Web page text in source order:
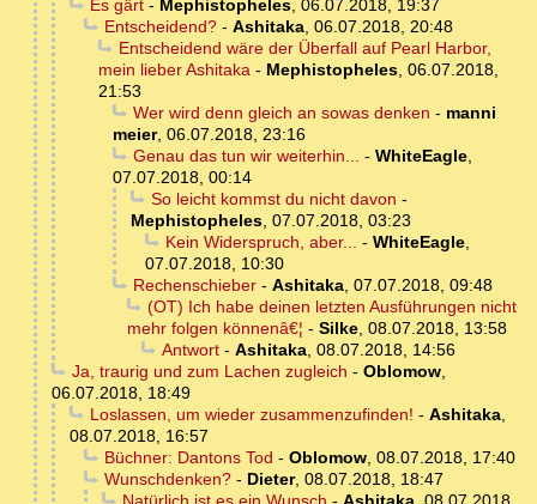
Es gärt- Mephistopheles, 06.07.2018, 19:37
Entscheidend?- Ashitaka, 06.07.2018, 20:48
Entscheidend wäre der Überfall auf Pearl Harbor,
mein lieber Ashitaka - Mephistopheles, 06.07.2018,
21:53
Wer wird denn gleich an sowas denken - manni
meier, 06.07.2018, 23:16
Genau das tun wir weiterhin... - WhiteEagle,
07.07.2018, 00:14
So leicht kommst du nicht davon -
Mephistopheles, 07.07.2018, 03:23
Kein Widerspruch, aber... - WhiteEagle,
07.07.2018, 10:30
Rechenschieber- Ashitaka, 07.07.2018, 09:48
(OT) Ich habe deinen letzten Ausführungen nicht
mehr folgen könnenâ€¦ - Silke, 08.07.2018, 13:58
Antwort- Ashitaka, 08.07.2018, 14:56
Ja, traurig und zum Lachen zugleich - Oblomow,
06.07.2018, 18:49
Loslassen, um wieder zusammenzufinden! - Ashitaka,
08.07.2018, 16:57
Büchner: Dantons Tod - Oblomow, 08.07.2018, 17:40
Wunschdenken?- Dieter, 08.07.2018, 18:47